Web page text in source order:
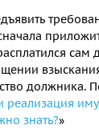
сам
должника.
реализация
знать?»